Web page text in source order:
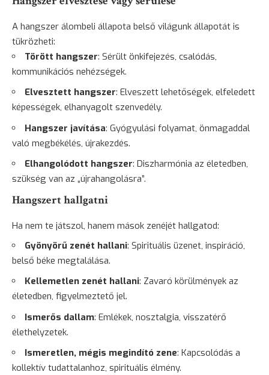
A hangszer álombeli állapota belső világunk állapotát is
tükrözheti:
Törött hangszer: Sérült önkifejezés, csalódás,
kommunikációs nehézségek.
Elvesztett hangszer: Elveszett lehetőségek, elfeledett
képességek, elhanyagolt szenvedély.
Hangszer javítása: Gyógyulási folyamat, önmagaddal
való megbékélés, újrakezdés.
Elhangolódott hangszer: Diszharmónia az életedben,
szükség van az „újrahangolásra”.
Hangszert hallgatni
Ha nem te játszol, hanem mások zenéjét hallgatod:
Gyönyörű zenét hallani: Spirituális üzenet, inspiráció,
belső béke megtalálása.
Kellemetlen zenét hallani: Zavaró körülmények az
életedben, figyelmeztető jel.
Ismerős dallam: Emlékek, nosztalgia, visszatérő
élethelyzetek.
Ismeretlen, mégis megindító zene: Kapcsolódás a
kollektív tudattalanhoz, spirituális élmény.